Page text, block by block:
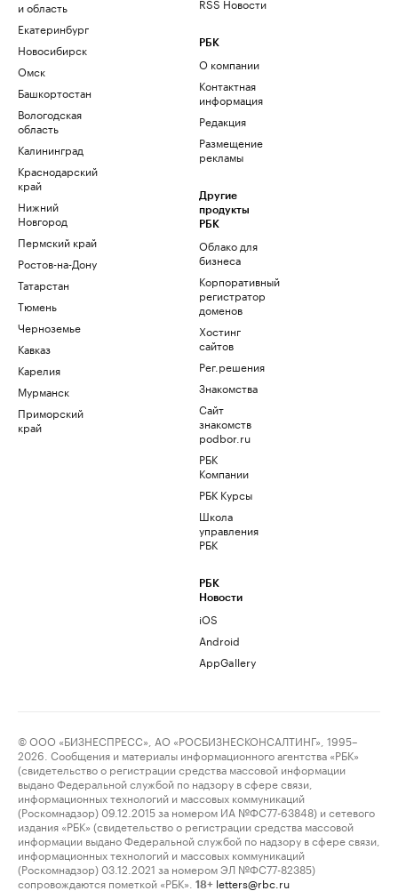
и область
Екатеринбург
Новосибирск
Омск
Башкортостан
Вологодская
область
Калининград
Краснодарский
край
Нижний
Новгород
Пермский край
Ростов-на-Дону
Татарстан
Тюмень
Черноземье
Кавказ
Карелия
Мурманск
Приморский
край
RSS Новости
РБК
О компании
Контактная
информация
Редакция
Размещение
рекламы
Другие
продукты
РБК
Облако для
бизнеса
Корпоративный
регистратор
доменов
Хостинг
сайтов
Рег.решения
Знакомства
Сайт
знакомств
podbor.ru
РБК
Компании
РБК Курсы
Школа
управления
РБК
РБК
Новости
iOS
Android
AppGallery
© ООО «БИЗНЕСПРЕСС», АО «РОСБИЗНЕСКОНСАЛТИНГ», 1995–
2026. Сообщения и материалы информационного агентства «РБК»
(свидетельство о регистрации средства массовой информации
выдано Федеральной службой по надзору в сфере связи,
информационных технологий и массовых коммуникаций
(Роскомнадзор) 09.12.2015 за номером ИА №ФС77-63848) и сетевого
издания «РБК» (свидетельство о регистрации средства массовой
информации выдано Федеральной службой по надзору в сфере связи,
информационных технологий и массовых коммуникаций
(Роскомнадзор) 03.12.2021 за номером ЭЛ №ФС77-82385)
сопровождаются пометкой «РБК».
18+ letters@rbc.ru